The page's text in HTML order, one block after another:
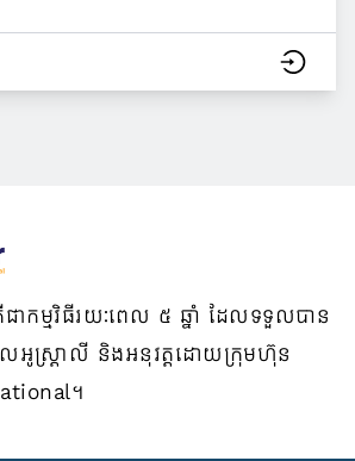
ជាកម្មវិធីរយៈពេល ៥ ឆ្នាំ ដែលទទួលបាន
ាលអូស្ត្រាលី និងអនុវត្តដោយក្រុមហ៊ុន
។